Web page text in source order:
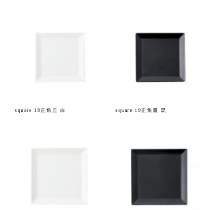
square 19正角皿 白 square 19正角皿 黒